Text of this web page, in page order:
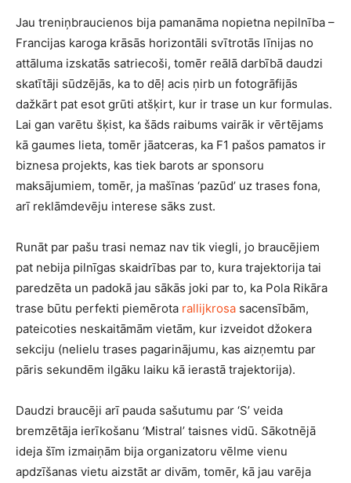
Jau treniņbraucienos bija pamanāma nopietna nepilnība –
Francijas karoga krāsās horizontāli svītrotās līnijas no
attāluma izskatās satriecoši, tomēr reālā darbībā daudzi
skatītāji sūdzējās, ka to dēļ acis ņirb un fotogrāfijās
dažkārt pat esot grūti atšķirt, kur ir trase un kur formulas.
Lai gan varētu šķist, ka šāds raibums vairāk ir vērtējams
kā gaumes lieta, tomēr jāatceras, ka F1 pašos pamatos ir
biznesa projekts, kas tiek barots ar sponsoru
maksājumiem, tomēr, ja mašīnas ‘pazūd’ uz trases fona,
arī reklāmdevēju interese sāks zust.
Runāt par pašu trasi nemaz nav tik viegli, jo braucējiem
pat nebija pilnīgas skaidrības par to, kura trajektorija tai
paredzēta un padokā jau sākās joki par to, ka Pola Rikāra
trase būtu perfekti piemērota rallijkrosa sacensībām,
pateicoties neskaitāmām vietām, kur izveidot džokera
sekciju (nelielu trases pagarinājumu, kas aizņemtu par
pāris sekundēm ilgāku laiku kā ierastā trajektorija).
Daudzi braucēji arī pauda sašutumu par ‘S’ veida
bremzētāja ierīkošanu ‘Mistral’ taisnes vidū. Sākotnējā
ideja šīm izmaiņām bija organizatoru vēlme vienu
apdzīšanas vietu aizstāt ar divām, tomēr, kā jau varēja